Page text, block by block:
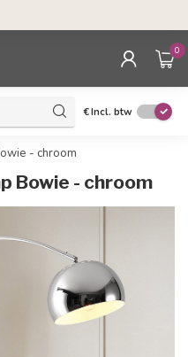
0
€Incl. btw
- chroom
Bowie - chroom